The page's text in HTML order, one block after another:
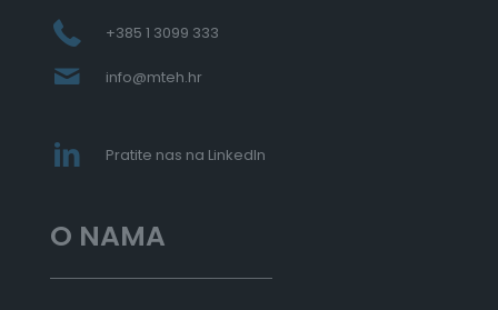
+385 1 3099 333
info@mteh.hr
Pratite nas na LinkedIn
O NAMA